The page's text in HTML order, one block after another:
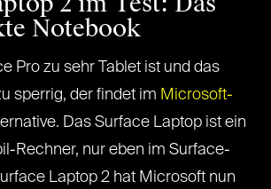
Notebook
Pro zu sehr Tablet ist und das
sperrig, der findet im Microsoft-
Das Surface Laptop ist ein
Rechner, nur eben im Surface-
Laptop 2 hat Microsoft nun